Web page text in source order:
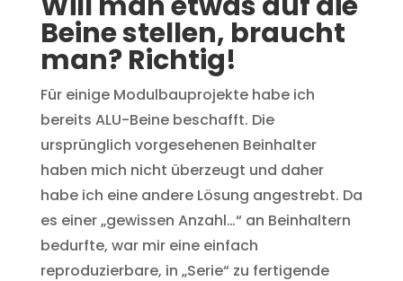
Beine stellen, braucht
man? Richtig!
Für einige Modulbauprojekte habe ich
bereits ALU-Beine beschafft. Die
ursprünglich vorgesehenen Beinhalter
haben mich nicht überzeugt und daher
habe ich eine andere Lösung angestrebt. Da
es einer „gewissen Anzahl…“ an Beinhaltern
bedurfte, war mir eine einfach
reproduzierbare, in „Serie“ zu fertigende